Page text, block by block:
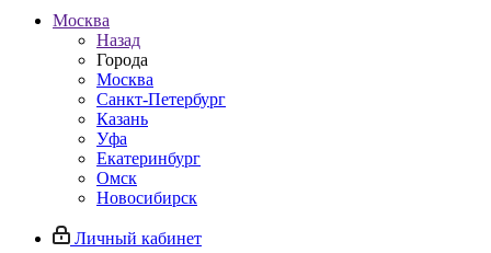
Москва
Назад
Города
Москва
Санкт-Петербург
Казань
Уфа
Екатеринбург
Омск
Новосибирск
Личный кабинет